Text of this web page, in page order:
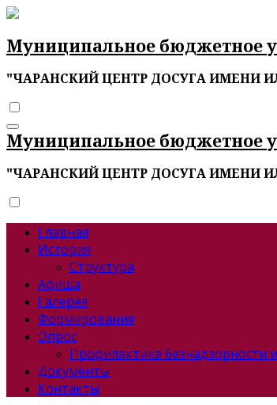
Перейти
содержимому
Муниципальное бюджетное
"ЧАРАНСКИЙ ЦЕНТР ДОСУГА ИМЕНИ
Муниципальное бюджетное
"ЧАРАНСКИЙ ЦЕНТР ДОСУГА ИМЕНИ
Главная
История
Структура
Афиша
Галерея
Формирования
Опрос
Профилактика
Документы
Контакты